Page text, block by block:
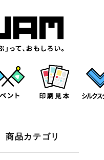
商品カテゴリ